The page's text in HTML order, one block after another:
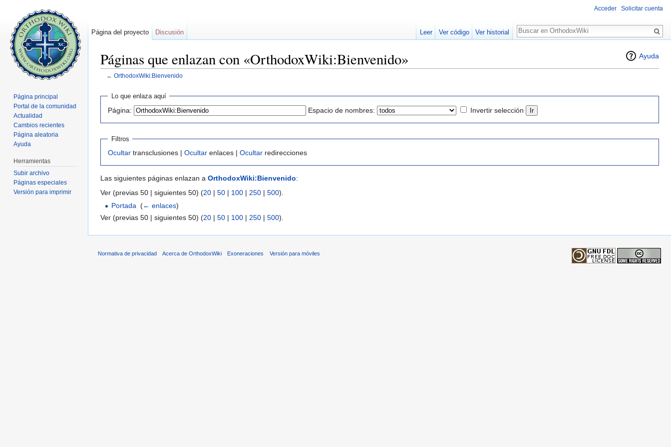
Ayuda
Páginas que enlazan con «OrthodoxWiki:Bienvenido»
← OrthodoxWiki:Bienvenido
Lo que enlaza aquí
Página: Espacio de nombres: Invertir selección
Filtros
Ocultar transclusiones | Ocultar enlaces | Ocultar redirecciones
Las siguientes páginas enlazan a OrthodoxWiki:Bienvenido:
Ver (previas 50 | siguientes 50) (20 | 50 | 100 | 250 | 500).
Portada ‎(← enlaces)
Ver (previas 50 | siguientes 50) (20 | 50 | 100 | 250 | 500).
Acceder Solicitar cuenta
Página del proyecto Discusión Leer Ver código Ver historial
Buscar
Página principal
Portal de la comunidad
Actualidad
Cambios recientes
Página aleatoria
Ayuda
Herramientas
Subir archivo
Páginas especiales
Versión para imprimir
Normativa de privacidad Acerca de OrthodoxWiki Exoneraciones Versión para móviles